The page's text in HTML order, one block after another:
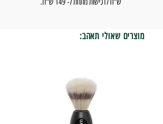
ש"ח לרכישות מתחת ל- 149 ש"ח.
מוצרים שאולי תאהב: